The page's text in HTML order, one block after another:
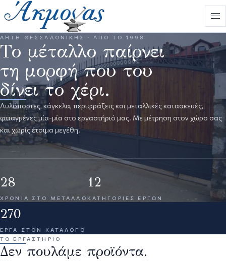
ΛΗΤΉ ΘΕΣΣΑΛΟΝΊΚΗΣ · ΑΠΌ ΤΟ 1998
Το μέταλλο παίρνει
τη μορφή που του
δίνει το χέρι.
Αυλόπορτες, κάγκελα, περιφράξεις και μεταλλικές κατασκευές,
φτιαγμένες μία-μία στο εργαστήριό μας. Με μέτρηση στον χώρο σας
και χωρίς έτοιμα μεγέθη.
28
ΧΡΌΝΙΑ ΣΤΟ ΜΈΤΑΛΛΟ
12
ΚΑΤΗΓΟΡΊΕΣ ΈΡΓΩΝ
270
ΈΡΓΑ ΣΤΟΝ ΚΑΤΆΛΟΓΟ
ΤΟ ΕΡΓΑΣΤΉΡΙΟ
Δεν πουλάμε προϊόντα.